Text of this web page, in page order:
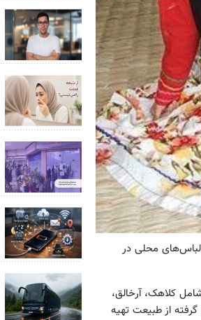
لباس‌های محلی در
کلاهک، آرخالق،
از طبیعت تهیه